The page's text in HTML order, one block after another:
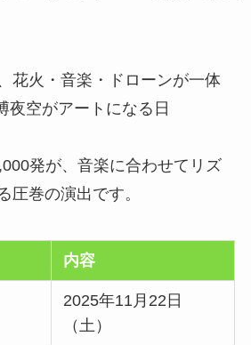
花火・音楽・ドローンが一体
夜空がアートになる日
発が、音楽に合わせてリズ
圧巻の演出です。
内容
2025年11月22日
（土）